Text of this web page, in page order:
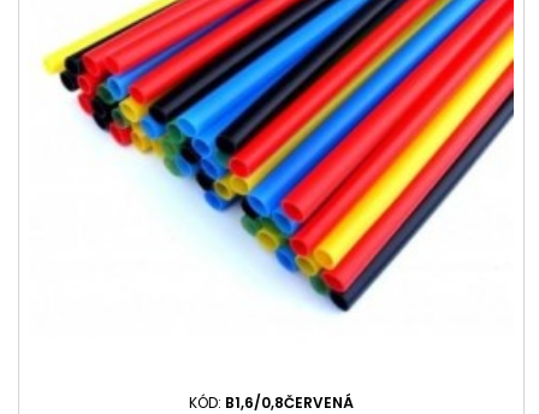
KÓD: B1,6/0,8ČERVENÁ